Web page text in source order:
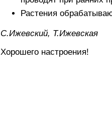
Растения
С.Ижевский, Т.Ижевская
Хорошего настроения!